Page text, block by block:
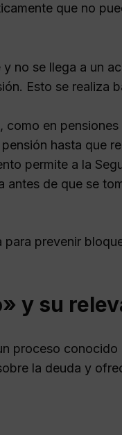
que no
y no se llega a un
Esto se realiza
como en
hasta que
permite a la
de que se
prevenir
y su
proceso conocido
la deuda y